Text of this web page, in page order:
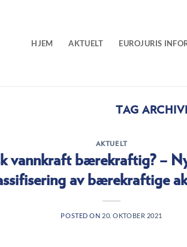
HJEM AKTUELT EUROJURIS
TAG
AKTUELT
vannkraft bærekraftig? –
av bærekraftige
POSTED ON 20. OKTOBER 2021